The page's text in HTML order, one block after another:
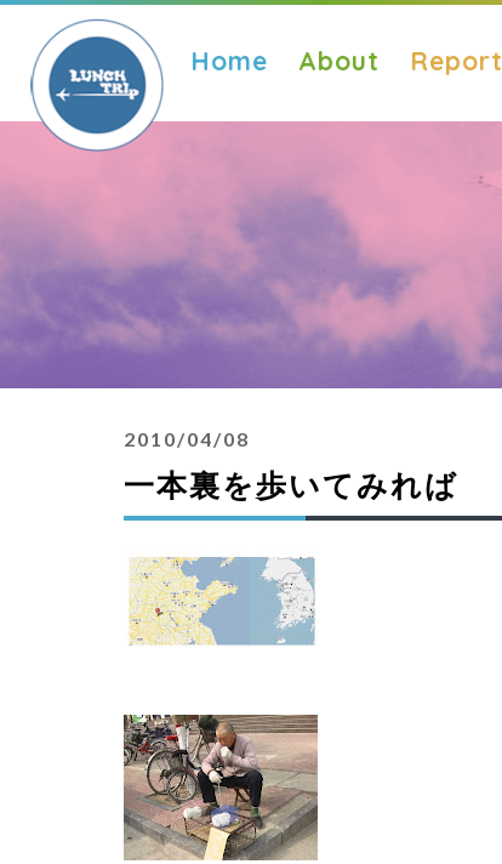
Home About Report
2010/04/08
一本裏を歩いてみれば